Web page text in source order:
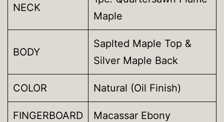
NECK
Maple
BODY
Saplted Maple Top &
Silver Maple Back
COLOR Natural (Oil Finish)
FINGERBOARD Macassar Ebony